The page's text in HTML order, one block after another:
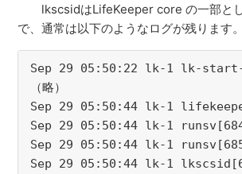
lkscsidはLifeKeeper core の一部と
で、通常は以下のようなログが残ります。
Sep 29 05:50:22 lk-1 lk-
（略）
Sep 29 05:50:44 lk-1
Sep 29 05:50:44 lk-1
Sep 29 05:50:44 lk-1
Sep 29 05:50:44 lk-1